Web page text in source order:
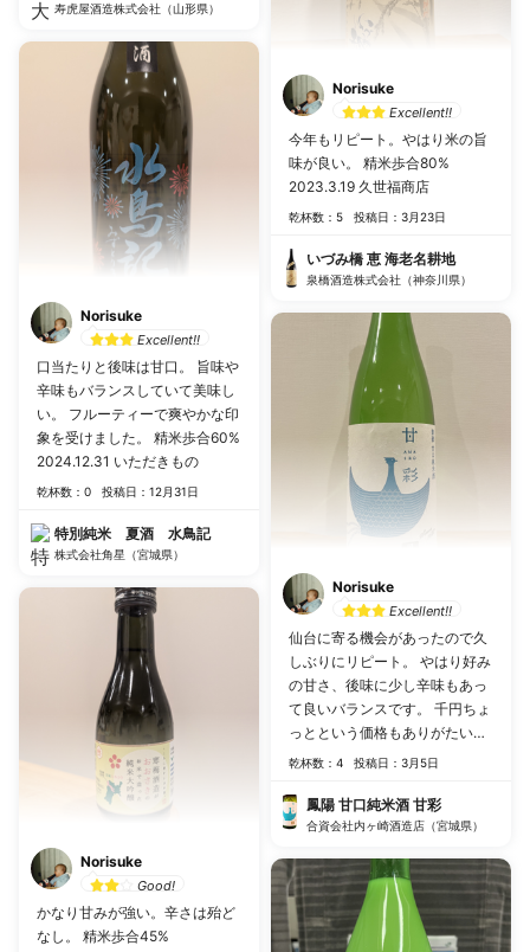
寿虎屋酒造株式会社（山形県）
Norisuke
Excellent!!
口当たりと後味は甘口。 旨味や
辛味もバランスしていて美味し
い。 フルーティーで爽やかな印
象を受けました。 精米歩合60%
2024.12.31 いただきもの
乾杯数：0 投稿日：12月31日
特別純米 夏酒 水鳥記
株式会社角星（宮城県）
Norisuke
Good!
かなり甘みが強い。辛さは殆ど
なし。 精米歩合45%
Norisuke
Excellent!!
今年もリピート。やはり米の旨
味が良い。 精米歩合80%
2023.3.19 久世福商店
乾杯数：5 投稿日：3月23日
いづみ橋 恵 海老名耕地
泉橋酒造株式会社（神奈川県）
Norisuke
Excellent!!
仙台に寄る機会があったので久
しぶりにリピート。 やはり好み
の甘さ、後味に少し辛味もあっ
て良いバランスです。 千円ちょ
っとという価格もありがたい…
都内で取り扱いがあれば常備し
2023.3.4 むとう屋仙台店
乾杯数：4 投稿日：3月5日
鳳陽 甘口純米酒 甘彩
合資会社内ヶ崎酒造店（宮城県）